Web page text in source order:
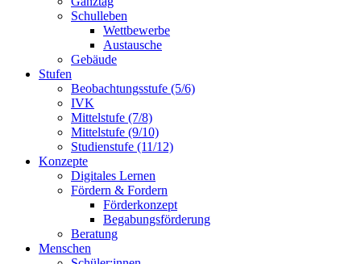
Schulleben
Wettbewerbe
Austausche
Gebäude
Stufen
Beobachtungsstufe (5/6)
IVK
Mittelstufe (7/8)
Mittelstufe (9/10)
Studienstufe (11/12)
Konzepte
Digitales Lernen
Fördern & Fordern
Förderkonzept
Begabungsförderung
Beratung
Menschen